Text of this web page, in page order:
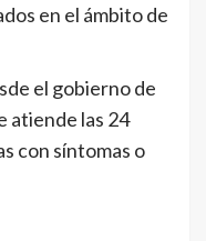
en el ámbito de
el gobierno de
atiende las 24
con síntomas o